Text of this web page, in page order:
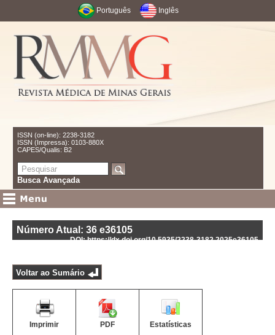
Português Inglês
ISSN (on-line): 2238-3182
ISSN (Impressa): 0103-880X
CAPES/Qualis: B2
Busca Avançada
Número Atual: 36 e36105
DOI: https://dx.doi.org/10.5935/2238-3182.2025e36105
Voltar ao Sumário
Imprimir PDF Estatísticas